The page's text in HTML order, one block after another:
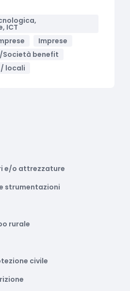
ICT
Imprese
Società benefit
locali
e/o attrezzature
strumentazioni
rurale
civile